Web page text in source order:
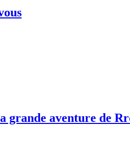
grande aventure de